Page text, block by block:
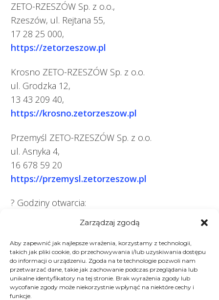
Zarządzaj zgodą
Aby zapewnić jak najlepsze wrażenia, korzystamy z technologii,
takich jak pliki cookie, do przechowywania i/lub uzyskiwania dostępu
do informacji o urządzeniu. Zgoda na te technologie pozwoli nam
przetwarzać dane, takie jak zachowanie podczas przeglądania lub
unikalne identyfikatory na tej stronie. Brak wyrażenia zgody lub
wycofanie zgody może niekorzystnie wpłynąć na niektóre cechy i
funkcje.
ZETO-RZESZÓW Sp. z o.o.,
Rzeszów, ul. Rejtana 55,
17 28 25 000,
https://zetorzeszow.pl
Krosno ZETO-RZESZÓW Sp. z o.o.
ul. Grodzka 12,
13 43 209 40,
https://krosno.zetorzeszow.pl
Przemyśl ZETO-RZESZÓW Sp. z o.o.
ul. Asnyka 4,
16 678 59 20
https://przemysl.zetorzeszow.pl
? Godziny otwarcia:
Ważne daty dotyczące grup objętych
obowiązkiem posiadania KAS